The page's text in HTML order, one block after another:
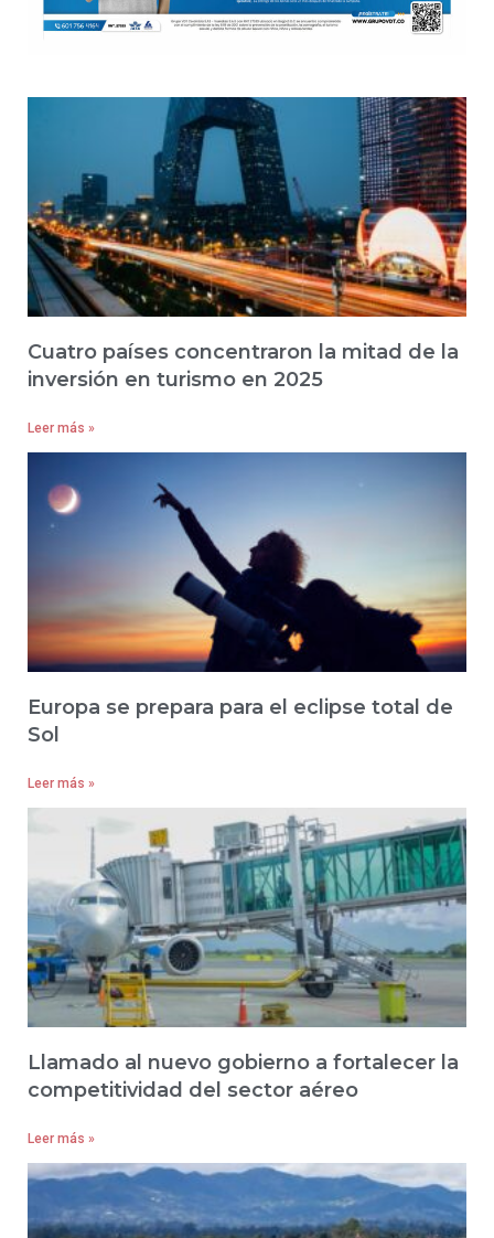
Cuatro países concentraron la mitad de la
inversión en turismo en 2025
Leer más »
Europa se prepara para el eclipse total de
Sol
Leer más »
Llamado al nuevo gobierno a fortalecer la
competitividad del sector aéreo
Leer más »